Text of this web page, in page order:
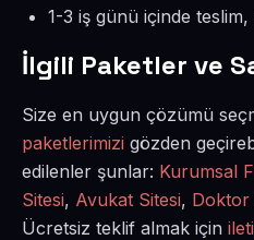
1-3 iş günü içinde
İlgili Paketler ve
Size en uygun çözümü
paketlerimizi gözden
edilenler şunlar: Kurumsal
Sitesi, Avukat Sitesi, Doktor
Ücretsiz teklif almak için